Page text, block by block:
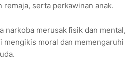
remaja, serta perkawinan anak.
narkoba merusak fisik dan mental,
mengikis moral dan memengaruhi